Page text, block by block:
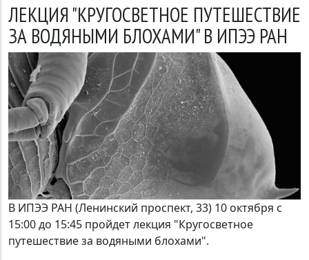
ЛЕКЦИЯ "КРУГОСВЕТНОЕ ПУТЕШЕСТВИЕ
ЗА ВОДЯНЫМИ БЛОХАМИ" В ИПЭЭ РАН
В ИПЭЭ РАН (Ленинский проспект, 33) 10 октября с
15:00 до 15:45 пройдет лекция "Кругосветное
путешествие за водяными блохами".